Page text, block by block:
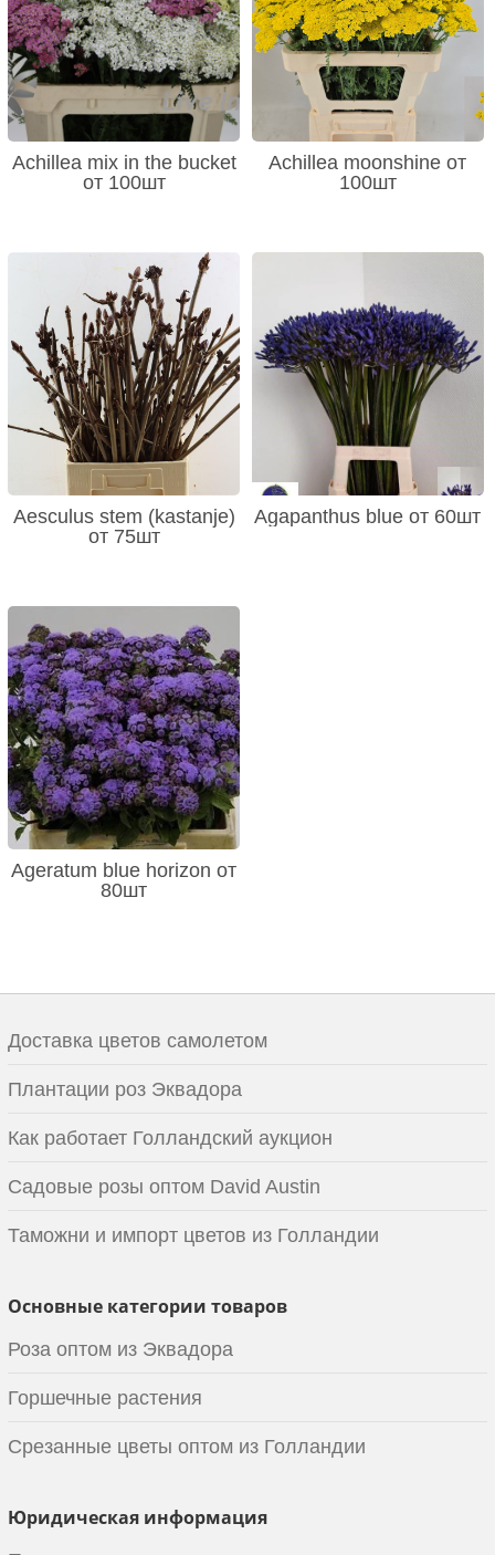
Achillea mix in the bucket
от 100шт
Achillea moonshine от
100шт
Aesculus stem (kastanje)
от 75шт
Agapanthus blue от 60шт
Ageratum blue horizon от
80шт
Доставка цветов самолетом
Плантации роз Эквадора
Как работает Голландский аукцион
Садовые розы оптом David Austin
Таможни и импорт цветов из Голландии
Основные категории товаров
Роза оптом из Эквадора
Горшечные растения
Срезанные цветы оптом из Голландии
Юридическая информация